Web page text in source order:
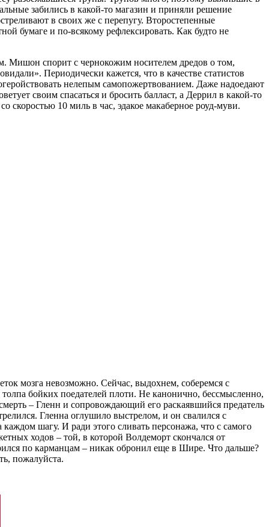
забились в какой-то магазин и приняли решение
в своих же с перепугу. Второстепенные
бумаге и по-всякому рефлексировать. Как будто не
Мишон спорит с чернокожим носителем дредов о том,
Периодически кажется, что в качестве статистов
нелепым самопожертвованием. Даже надоедают
своим спасаться и бросить балласт, а Деррил в какой-то
скоростью 10 миль в час, эдакое макаберное роуд-муви.
мозга невозможно. Сейчас, выдохнем, соберемся с
бойких поедателей плоти. Не канонично, бессмысленно,
– Гленн и сопровождающий его раскаявшийся предатель
Гленна оглушило выстрелом, и он свалился с
шагу. И ради этого сливать персонажа, что с самого
ходов – той, в которой Волдеморт скончался от
по карманцам – никак обронил еще в Шире. Что дальше?
пожалуйста.